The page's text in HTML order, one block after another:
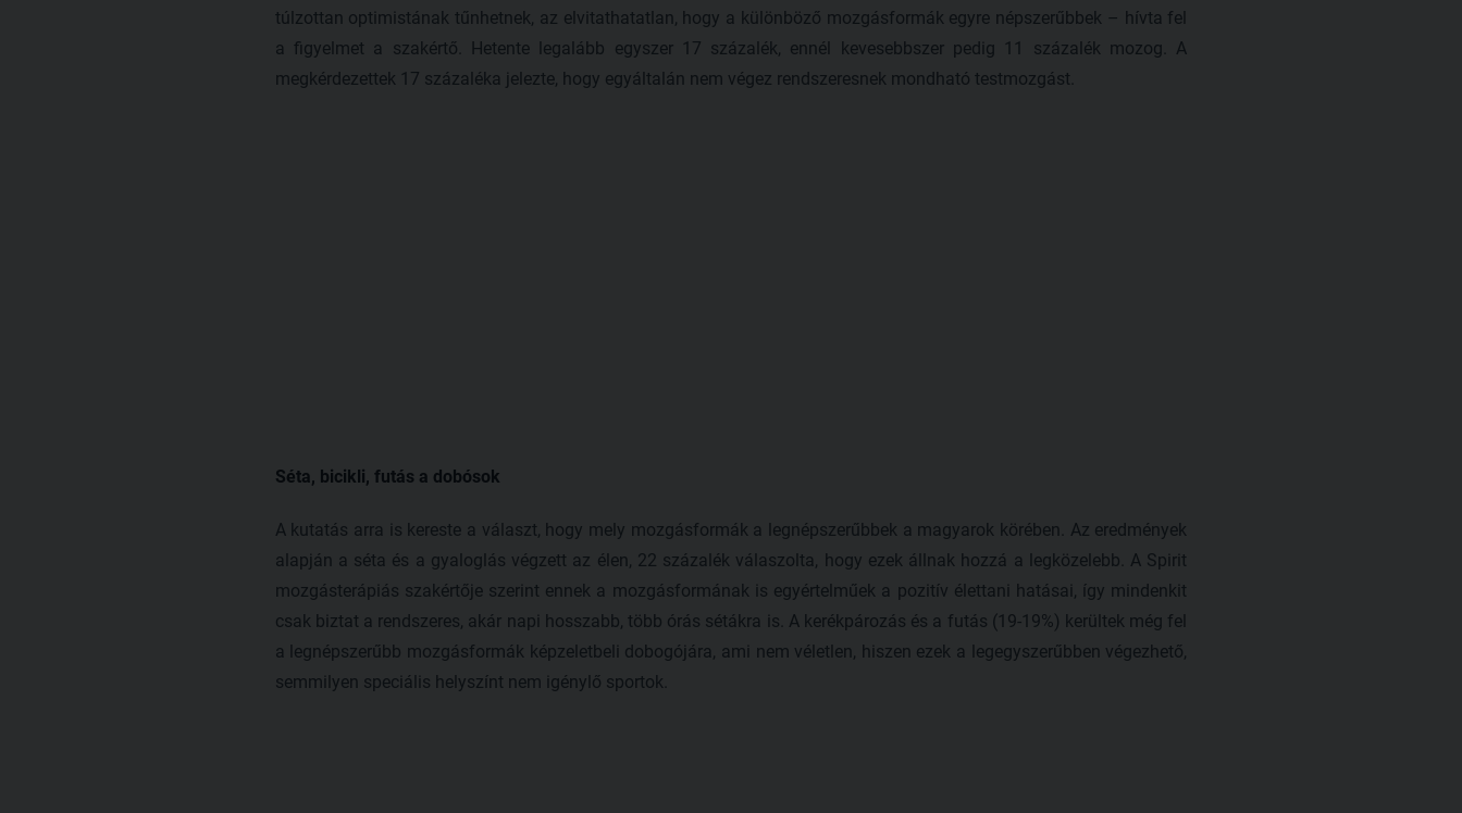
túlzottan optimistának tűnhetnek, az elvitathatatlan, hogy a különböző mozgásformák egyre népszerűbbek – hívta fel
a figyelmet a szakértő. Hetente legalább egyszer 17 százalék, ennél kevesebbszer pedig 11 százalék mozog. A
megkérdezettek 17 százaléka jelezte, hogy egyáltalán nem végez rendszeresnek mondható testmozgást.
Séta, bicikli, futás a dobósok
A kutatás arra is kereste a választ, hogy mely mozgásformák a legnépszerűbbek a magyarok körében. Az eredmények
alapján a séta és a gyaloglás végzett az élen, 22 százalék válaszolta, hogy ezek állnak hozzá a legközelebb. A Spirit
mozgásterápiás szakértője szerint ennek a mozgásformának is egyértelműek a pozitív élettani hatásai, így mindenkit
csak biztat a rendszeres, akár napi hosszabb, több órás sétákra is. A kerékpározás és a futás (19-19%) kerültek még fel
a legnépszerűbb mozgásformák képzeletbeli dobogójára, ami nem véletlen, hiszen ezek a legegyszerűbben végezhető,
semmilyen speciális helyszínt nem igénylő sportok.